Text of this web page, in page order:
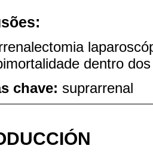
dentro
chave: suprarrenal